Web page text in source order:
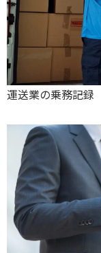
運送業の乗務記録